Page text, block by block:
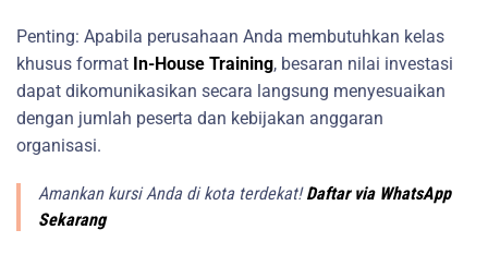
Penting: Apabila perusahaan Anda membutuhkan kelas
khusus format In-House Training, besaran nilai investasi
dapat dikomunikasikan secara langsung menyesuaikan
dengan jumlah peserta dan kebijakan anggaran
organisasi.
Amankan kursi Anda di kota terdekat!Daftar via WhatsApp
Sekarang